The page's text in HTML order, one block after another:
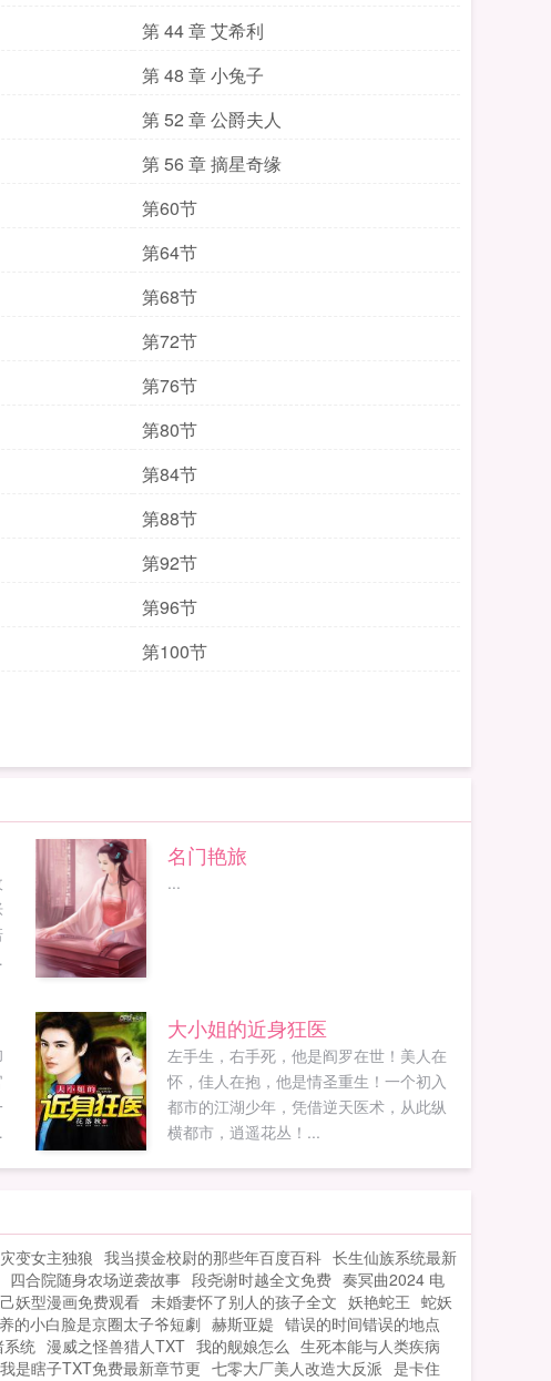
第 44 章 艾希利
第 48 章 小兔子
第 52 章 公爵夫人
第 56 章 摘星奇缘
第60节
第64节
第68节
第72节
第76节
第80节
第84节
第88节
第92节
第96节
第100节
名门艳旅
...
大小姐的近身狂医
左手生，右手死，他是阎罗在世！美人在
怀，佳人在抱，他是情圣重生！一个初入
都市的江湖少年，凭借逆天医术，从此纵
横都市，逍遥花丛！...
变女主独狼 我当摸金校尉的那些年百度百科 长生仙族系统最新
四合院随身农场逆袭故事 段尧谢时越全文免费 奏冥曲2024 电
妖型漫画免费观看 未婚妻怀了别人的孩子全文 妖艳蛇王 蛇妖
的小白脸是京圈太子爷短劇 赫斯亚媞 错误的时间错误的地点
系统 漫威之怪兽猎人TXT 我的舰娘怎么 生死本能与人类疾病
是瞎子TXT免费最新章节更 七零大厂美人改造大反派 是卡住